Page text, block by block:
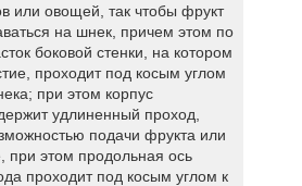
или овощей, так чтобы фрукт
на шнек, причем этом по
боковой стенки, на котором
проходит под косым углом
при этом корпус
удлиненный проход,
подачи фрукта или
при этом продольная ось
проходит под косым углом к